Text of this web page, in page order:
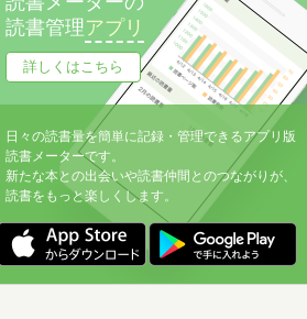
読書管理アプリ
詳しくはこちら
日々の読書量を簡単に記録・管理できるアプリ版
読書メーターです。
新たな本との出会いや読書仲間とのつながりが、
読書をもっと楽しくします。